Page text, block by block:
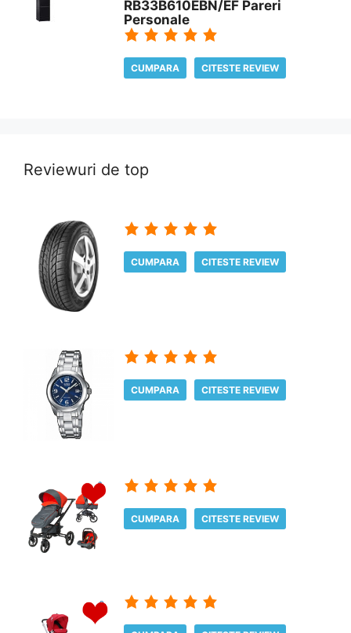
RB33B610EBN/EF Pareri
Personale
CUMPARA CITESTE REVIEW
Reviewuri de top
CUMPARA CITESTE REVIEW
CUMPARA CITESTE REVIEW
CUMPARA CITESTE REVIEW